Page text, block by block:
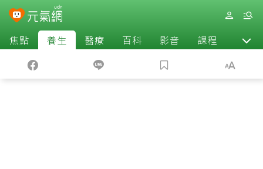
焦點 養生 醫療 百科 影音 課程 退休